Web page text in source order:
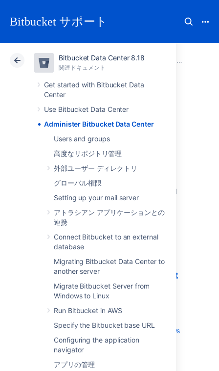
Bitbucket サポート
Bitbucket Data Center 8.18
関連ドキュメント
Get started with Bitbucket Data
Center
Use Bitbucket Data Center
Administer Bitbucket Data Center
Users and groups
高度なリポジトリ管理
外部ユーザー ディレクトリ
グローバル権限
Setting up your mail server
アトラシアン アプリケーションとの
連携
Connect Bitbucket to an external
database
Migrating Bitbucket Data Center to
another server
Migrate Bitbucket Server from
Windows to Linux
Run Bitbucket in AWS
Specify the Bitbucket base URL
Configuring the application
navigator
アプリの管理
アトラシアン サポート Bitbucket 8.18
クラウド Data Center 8.18
Administer
Bitbucket Data
Center
This section includes guidance on
administration actions that can be performed
Bitbucket.
Users and groups
高度なリポジトリ管理
外部ユーザー ディレクトリ
グローバル権限
Setting up your mail server
アトラシアン アプリケーションとの連携
Connect Bitbucket to an external
database
Migrating Bitbucket Data Center to
Migrate Bitbucket Server from Windows
to Linux
Run Bitbucket in AWS
Specify the Bitbucket base URL